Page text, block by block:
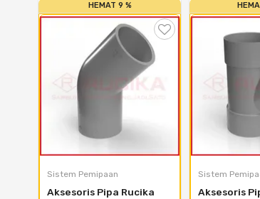
HEMAT 9 %
Sistem Pemipaan
Aksesoris Pipa Rucika
Sistem
Aksesoris